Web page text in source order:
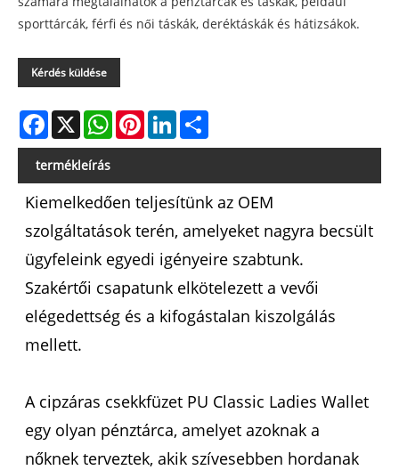
sporttárcák, férfi és női táskák, deréktáskák és hátizsákok.
Kérdés küldése
Facebook
X WhatsAppPinterestLinkedIn
termékleírás
Kiemelkedően teljesítünk az OEM
szolgáltatások terén, amelyeket nagyra becsült
ügyfeleink egyedi igényeire szabtunk.
Szakértői csapatunk elkötelezett a vevői
elégedettség és a kifogástalan kiszolgálás
mellett.
A cipzáras csekkfüzet PU Classic Ladies Wallet
egy olyan pénztárca, amelyet azoknak a
nőknek terveztek, akik szívesebben hordanak